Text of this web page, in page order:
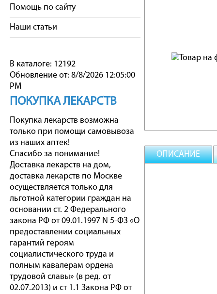
Помощь по сайту
Наши статьи
В каталоге: 12192
Обновление от: 8/8/2026 12:05:00
PM
ПОКУПКА ЛЕКАРСТВ
Покупка лекарств возможна
только при помощи самовывоза
из наших аптек!
Спасибо за понимание!
Доставка лекарств на дом,
доставка лекарств по Москве
осуществляется только для
льготной категории граждан на
основании ст. 2 Федерального
закона РФ от 09.01.1997 N 5-ФЗ «О
предоставлении социальных
гарантий героям
социалистического труда и
полным кавалерам ордена
трудовой славы» (в ред. от
02.07.2013) и ст 1.1 Закона РФ от
ОПИСАНИЕ